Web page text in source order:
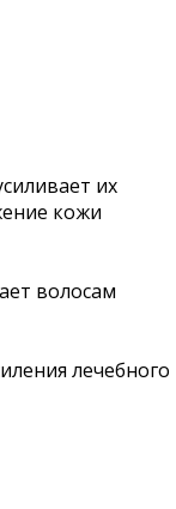
их
кожи
волосам
лечебного